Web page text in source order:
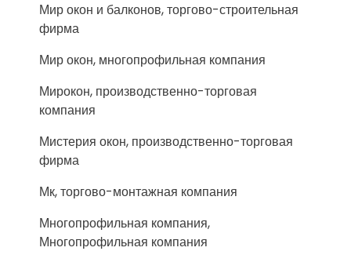
Мир окон и балконов, торгово-строительная
фирма
Мир окон, многопрофильная компания
Мирокон, производственно-торговая
компания
Мистерия окон, производственно-торговая
фирма
Мк, торгово-монтажная компания
Многопрофильная компания,
Многопрофильная компания